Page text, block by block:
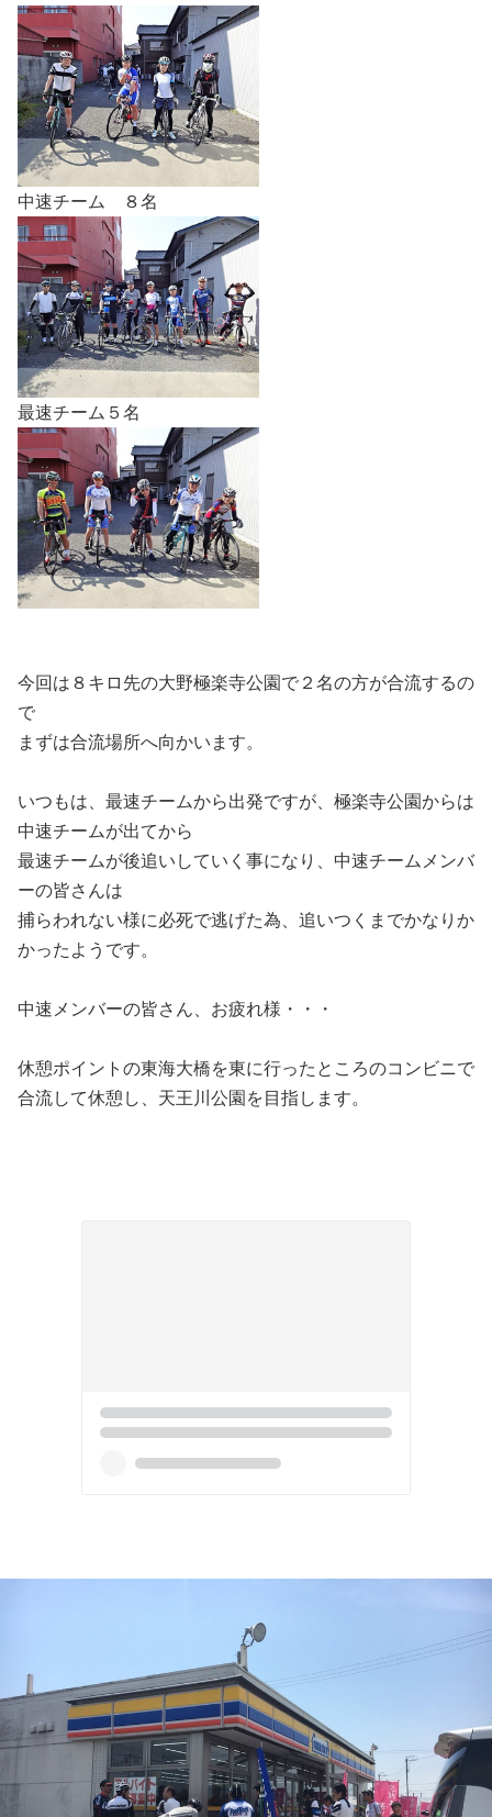
中速チーム ８名
最速チーム５名
今回は８キロ先の大野極楽寺公園で２名の方が合流するの
で
まずは合流場所へ向かいます。
いつもは、最速チームから出発ですが、極楽寺公園からは
中速チームが出てから
最速チームが後追いしていく事になり、中速チームメンバ
ーの皆さんは
捕らわれない様に必死で逃げた為、追いつくまでかなりか
かったようです。
中速メンバーの皆さん、お疲れ様・・・
休憩ポイントの東海大橋を東に行ったところのコンビニで
合流して休憩し、天王川公園を目指します。